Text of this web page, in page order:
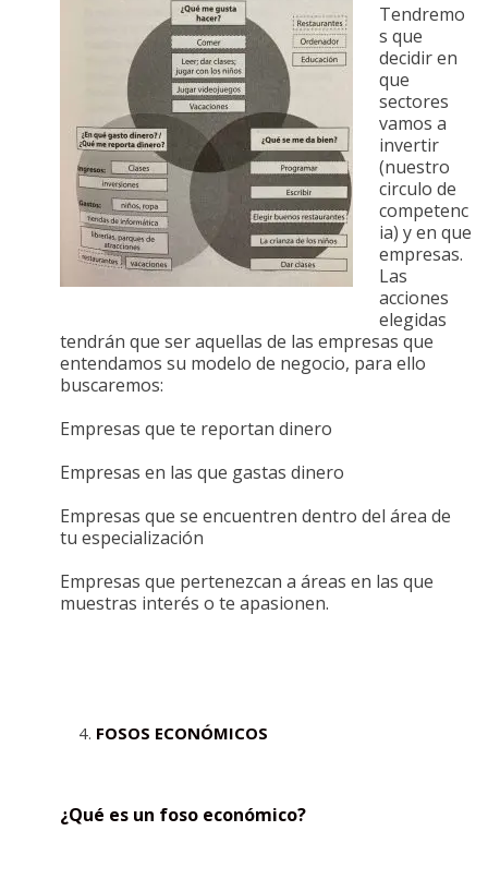
Tendremo
s que
decidir en
que
sectores
vamos a
invertir
(nuestro
circulo de
competenc
ia) y en que
empresas.
Las
acciones
elegidas
tendrán que ser aquellas de las empresas que
entendamos su modelo de negocio, para ello
buscaremos:
Empresas que te reportan dinero
Empresas en las que gastas dinero
Empresas que se encuentren dentro del área de
tu especialización
Empresas que pertenezcan a áreas en las que
muestras interés o te apasionen.
FOSOS ECONÓMICOS
¿Qué es un foso económico?